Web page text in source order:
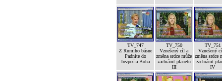
TV_747
Z Rumiho básne
Padnite do
bezpečia Boha
TV_750
Vznešený cíl a
změna srdce může
zachránit planetu
III
TV_751
Vznešený
změna srdce
zachránit
IV